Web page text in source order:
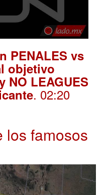
PENALES vs
objetivo
NO LEAGUES
. 02:20
los famosos